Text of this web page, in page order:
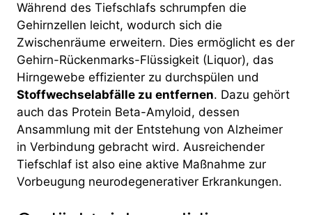
Während des Tiefschlafs schrumpfen die
Gehirnzellen leicht, wodurch sich die
Zwischenräume erweitern. Dies ermöglicht es der
Gehirn-Rückenmarks-Flüssigkeit (Liquor), das
Hirngewebe effizienter zu durchspülen und
Stoffwechselabfälle zu entfernen. Dazu gehört
auch das Protein Beta-Amyloid, dessen
Ansammlung mit der Entstehung von Alzheimer
in Verbindung gebracht wird. Ausreichender
Tiefschlaf ist also eine aktive Maßnahme zur
Vorbeugung neurodegenerativer Erkrankungen.